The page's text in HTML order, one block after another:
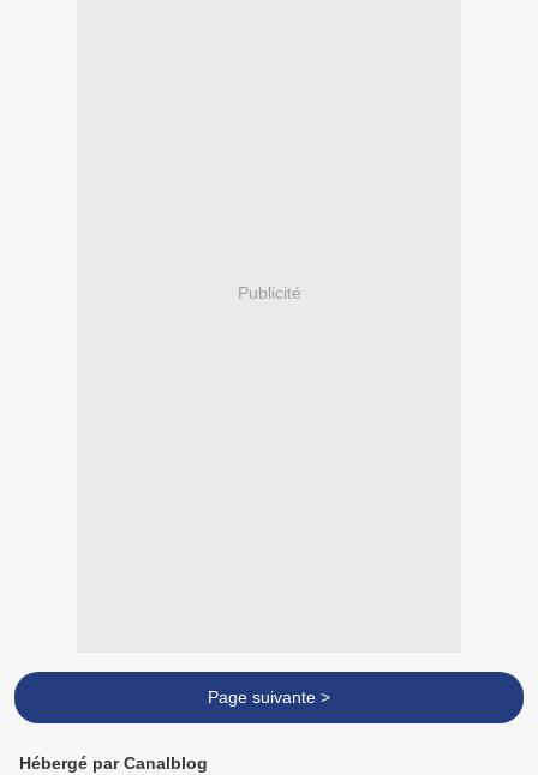
Publicité
Page suivante >
Hébergé par Canalblog